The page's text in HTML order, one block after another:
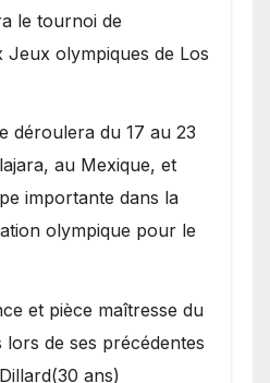
le tournoi de
Jeux olympiques de Los
déroulera du 17 au 23
au Mexique, et
importante dans la
olympique pour le
et pièce maîtresse du
lors de ses précédentes
ans)